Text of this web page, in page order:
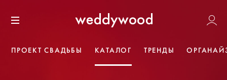
к содержанию
Weddywood
ПРОЕКТ СВАДЬБЫ КАТАЛОГ ТРЕНДЫ